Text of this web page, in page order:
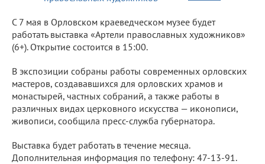
С 7 мая в Орловском краеведческом музее будет
работать выставка «Артели православных художников»
(6+). Открытие состоится в 15:00.
В экспозиции собраны работы современных орловских
мастеров, создававшихся для орловских храмов и
монастырей, частных собраний, а также работы в
различных видах церковного искусства — иконописи,
живописи, сообщила пресс-служба губернатора.
Выставка будет работать в течение месяца.
Дополнительная информация по телефону: 47-13-91.